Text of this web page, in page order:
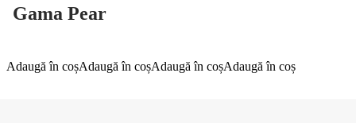
Gama Pear
Adaugă în coșAdaugă în coșAdaugă în coșAdaugă în coș